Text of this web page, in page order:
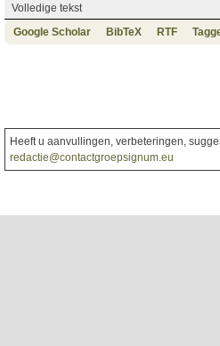
Volledige tekst
Google Scholar
BibTeX RTF
Heeft u aanvullingen, verbeteringen,
redactie@contactgroepsignum.eu